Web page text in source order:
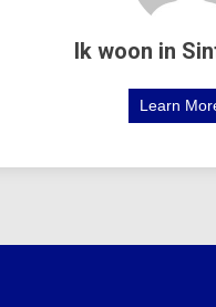
Ik woon in
Learn